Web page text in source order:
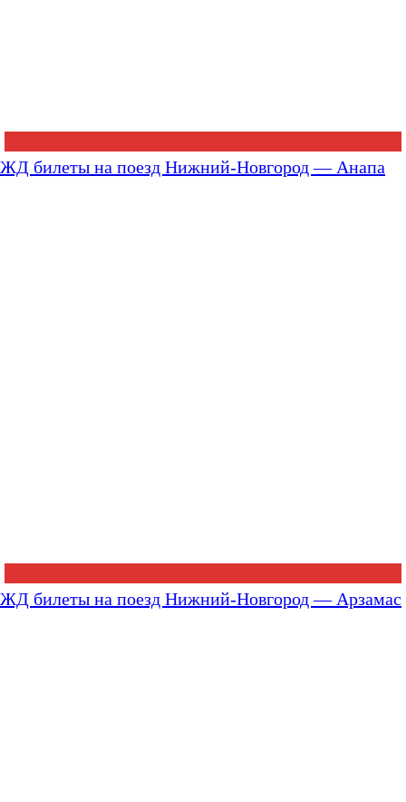
ЖД билеты на поезд Нижний-Новгород — Анапа
ЖД билеты на поезд Нижний-Новгород — Арзамас